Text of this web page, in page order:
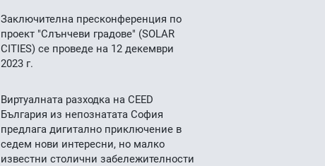
Заключителна пресконференция по
проект "Слънчеви градове" (SOLAR
CITIES) се проведе на 12 декември
2023 г.
Виртуалната разходка на CEED
България из непознатата София
предлага дигитално приключение в
седем нови интересни, но малко
известни столични забележителности